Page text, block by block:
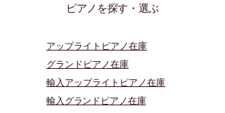
ピアノを探す・選ぶ
アップライトピアノ在庫
グランドピアノ在庫
輸入アップライトピアノ在庫
​輸入グランドピアノ在庫